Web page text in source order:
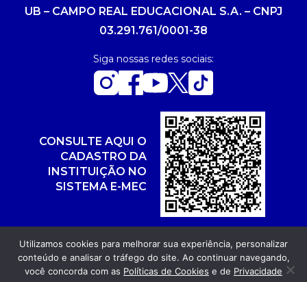
UB – CAMPO REAL EDUCACIONAL S.A. – CNPJ
03.291.761/0001-38
Siga nossas redes sociais:
CONSULTE AQUI O
CADASTRO DA
INSTITUIÇÃO NO
SISTEMA E-MEC
Copyright 2026. Todos os direitos reservados.
Desenvolvimento: POR FUEL AGÊNCIA WEB
Utilizamos cookies para melhorar sua experiência, personalizar
conteúdo e analisar o tráfego do site. Ao continuar navegando,
você concorda com as Políticas de Cookies e de Privacidade